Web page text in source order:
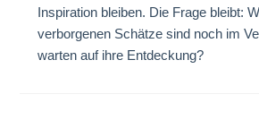
Inspiration bleiben. Die Frage bleibt:
verborgenen Schätze sind noch im
warten auf ihre Entdeckung?